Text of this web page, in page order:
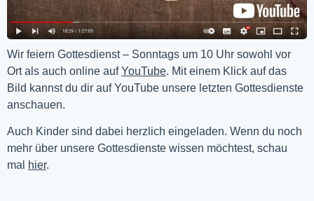
Wir feiern Gottesdienst – Sonntags um 10 Uhr sowohl vor
Ort als auch online auf YouTube. Mit einem Klick auf das
Bild kannst du dir auf YouTube unsere letzten Gottesdienste
anschauen.
Auch Kinder sind dabei herzlich eingeladen. Wenn du noch
mehr über unsere Gottesdienste wissen möchtest, schau
mal
hier.